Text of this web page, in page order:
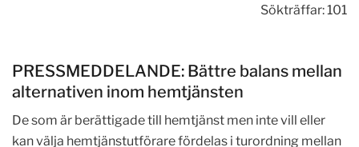
Sökträffar: 101
PRESSMEDDELANDE: Bättre balans mellan
alternativen inom hemtjänsten
De som är berättigade till hemtjänst men inte vill eller
kan välja hemtjänstutförare fördelas i turordning mellan